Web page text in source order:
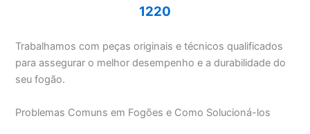
1220
Trabalhamos com peças originais e técnicos qualificados
para assegurar o melhor desempenho e a durabilidade do
seu fogão.
Problemas Comuns em Fogões e Como Solucioná-los